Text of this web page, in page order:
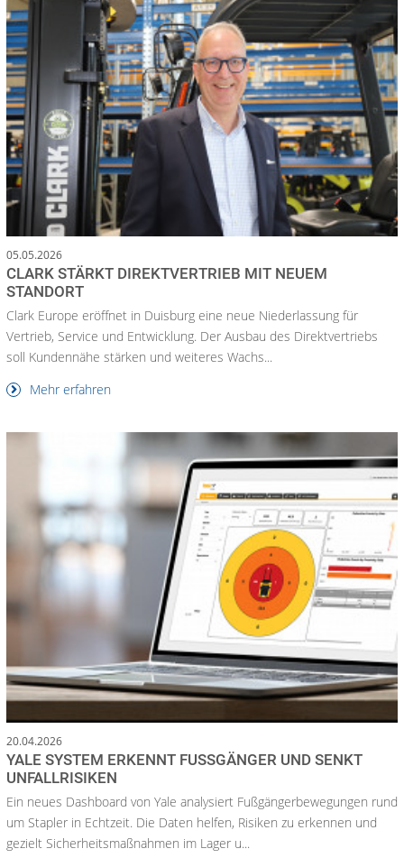
05.05.2026
CLARK STÄRKT DIREKTVERTRIEB MIT NEUEM
STANDORT
Clark Europe eröffnet in Duisburg eine neue Niederlassung für
Vertrieb, Service und Entwicklung. Der Ausbau des Direktvertriebs
soll Kundennähe stärken und weiteres Wachs...
Mehr erfahren
20.04.2026
YALE SYSTEM ERKENNT FUSSGÄNGER UND SENKT U
NFALLRISIKEN
Ein neues Dashboard von Yale analysiert Fußgängerbewegungen rund
um Stapler in Echtzeit. Die Daten helfen, Risiken zu erkennen und
gezielt Sicherheitsmaßnahmen im Lager u...